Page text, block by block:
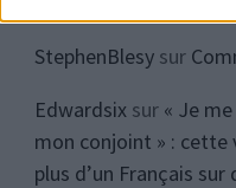
StephenBlesysur
Edwardsixsur « Je
mon conjoint » : cette
plus d’un Français sur